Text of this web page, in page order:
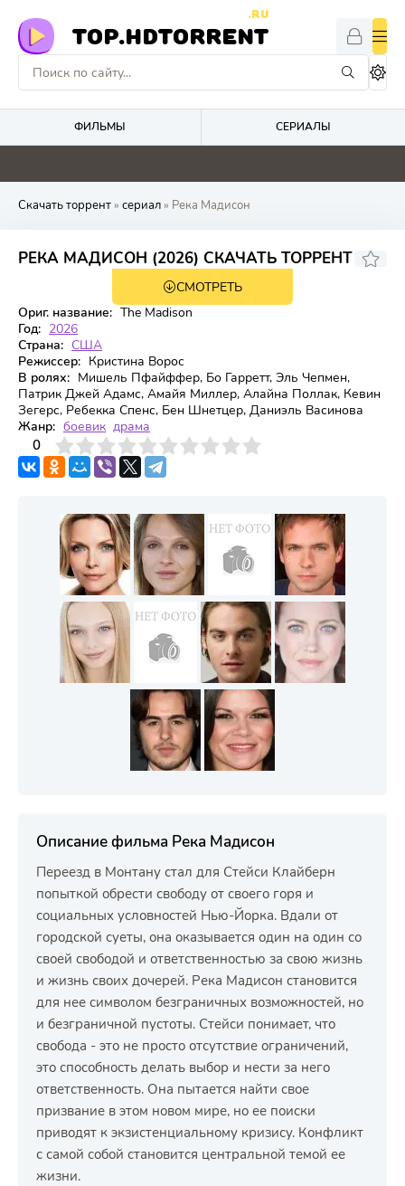
TOP.HDTORRENT
.RU
ФИЛЬМЫ СЕРИАЛЫ
4.8 4.6 4.8 5.1
Скачать торрент» сериал» Река Мадисон
РЕКА МАДИСОН (2026) СКАЧАТЬ ТОРРЕНТ
1 сезон 6 серияСМОТРЕТЬ
Ориг. название: The Madison
Год: 2026
Страна: США
Режиссер: Кристина Ворос
В ролях: Мишель Пфайффер, Бо Гарретт, Эль Чепмен,
Патрик Джей Адамс, Амайя Миллер, Алайна Поллак, Кевин
Зегерс, Ребекка Спенс, Бен Шнетцер, Даниэль Васинова
Жанр: боевик драма
0
4 6 7 8 9 10
Описание фильма Река Мадисон
Переезд в Монтану стал для Стейси Клайберн
попыткой обрести свободу от своего горя и
социальных условностей Нью-Йорка. Вдали от
городской суеты, она оказывается один на один со
своей свободой и ответственностью за свою жизнь
и жизнь своих дочерей. Река Мадисон становится
для нее символом безграничных возможностей, но
и безграничной пустоты. Стейси понимает, что
свобода - это не просто отсутствие ограничений,
это способность делать выбор и нести за него
ответственность. Она пытается найти свое
призвание в этом новом мире, но ее поиски
приводят к экзистенциальному кризису. Конфликт
с самой собой становится центральной темой ее
жизни.